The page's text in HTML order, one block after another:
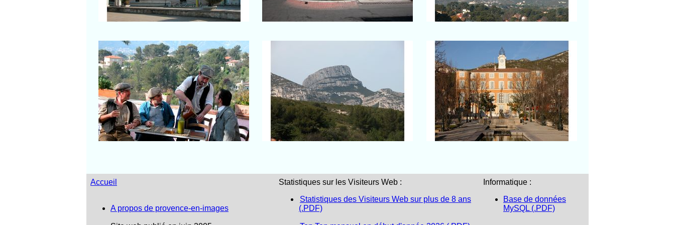
Salon-de-Provence
La Treille
« Manon des Sources » de Marcel
Pagnol
La Treille
La Montagne du Garlaban
Gémenos
Hôtel de ville de Gémenos
Accueil
A propos de provence-en-images
Statistiques sur les Visiteurs Web :
Statistiques des Visiteurs Web sur plus de 8 ans
(.PDF)
Informatique :
Base de données
MySQL (.PDF)